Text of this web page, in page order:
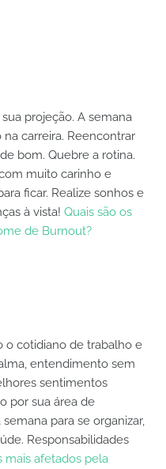
projeção. A semana
carreira. Reencontrar
bom. Quebre a rotina.
muito carinho e
ficar. Realize sonhos e
à vista! Quais são os
de Burnout?
o cotidiano de trabalho e
entendimento sem
sentimentos
por sua área de
para se organizar,
Responsabilidades
mais afetados pela